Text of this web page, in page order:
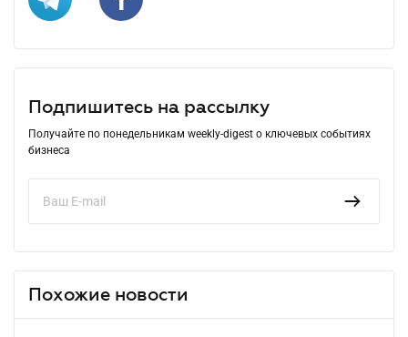
Подпишитесь на рассылку
Получайте по понедельникам weekly-digest о ключевых событиях
бизнеса
Похожие новости